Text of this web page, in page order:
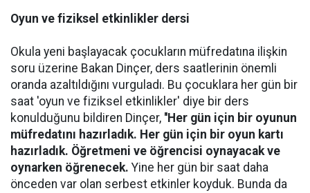
Oyun ve fiziksel etkinlikler dersi
Okula yeni başlayacak çocukların müfredatına ilişkin
soru üzerine Bakan Dinçer, ders saatlerinin önemli
oranda azaltıldığını vurguladı. Bu çocuklara her gün bir
saat 'oyun ve fiziksel etkinlikler' diye bir ders
konulduğunu bildiren Dinçer, ''Her gün için bir oyunun
müfredatını hazırladık. Her gün için bir oyun kartı
hazırladık. Öğretmeni ve öğrencisi oynayacak ve
oynarken öğrenecek. Yine her gün bir saat daha
önceden var olan serbest etkinler koyduk. Bunda da